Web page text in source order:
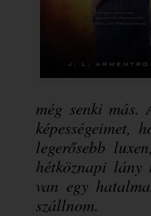
még senki más.
képességeimet,
legerősebb
hétköznapi lány
van egy
szállnom.